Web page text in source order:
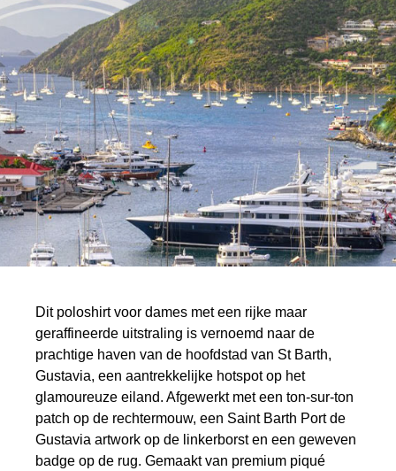
Dit poloshirt voor dames met een rijke maar
geraffineerde uitstraling is vernoemd naar de
prachtige haven van de hoofdstad van St Barth,
Gustavia, een aantrekkelijke hotspot op het
glamoureuze eiland. Afgewerkt met een ton-sur-ton
patch op de rechtermouw, een Saint Barth Port de
Gustavia artwork op de linkerborst en een geweven
badge op de rug. Gemaakt van premium piqué